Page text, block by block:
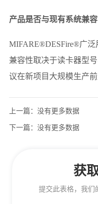
上一篇：没有更多数据
下一篇：没有更多数据
获
提交此表格，我们